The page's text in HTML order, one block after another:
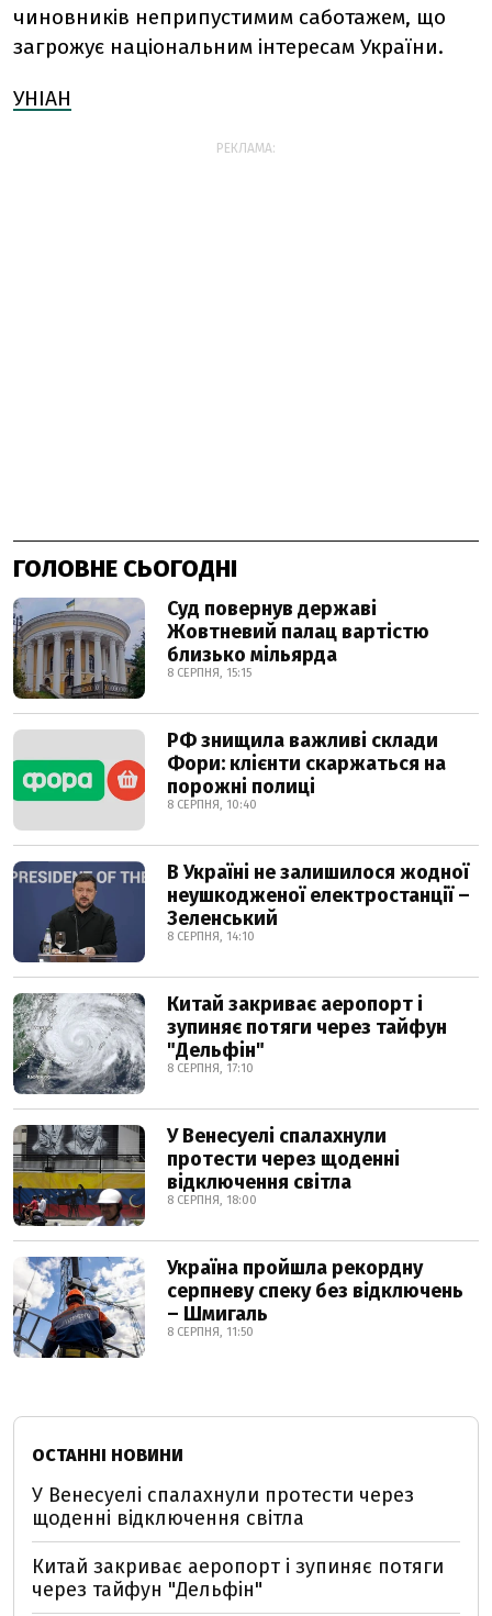
чиновників неприпустимим саботажем, що
загрожує національним інтересам України.
УНІАН
РЕКЛАМА:
ГОЛОВНЕ СЬОГОДНІ
Суд повернув державі
Жовтневий палац вартістю
близько мільярда
8 СЕРПНЯ, 15:15
РФ знищила важливі склади
Фори: клієнти скаржаться на
порожні полиці
8 СЕРПНЯ, 10:40
В Україні не залишилося жодної
неушкодженої електростанції –
Зеленський
8 СЕРПНЯ, 14:10
Китай закриває аеропорт і
зупиняє потяги через тайфун
"Дельфін"
8 СЕРПНЯ, 17:10
У Венесуелі спалахнули
протести через щоденні
відключення світла
8 СЕРПНЯ, 18:00
Україна пройшла рекордну
серпневу спеку без відключень
– Шмигаль
8 СЕРПНЯ, 11:50
ОСТАННІ НОВИНИ
У Венесуелі спалахнули протести через
щоденні відключення світла
Китай закриває аеропорт і зупиняє потяги
через тайфун "Дельфін"